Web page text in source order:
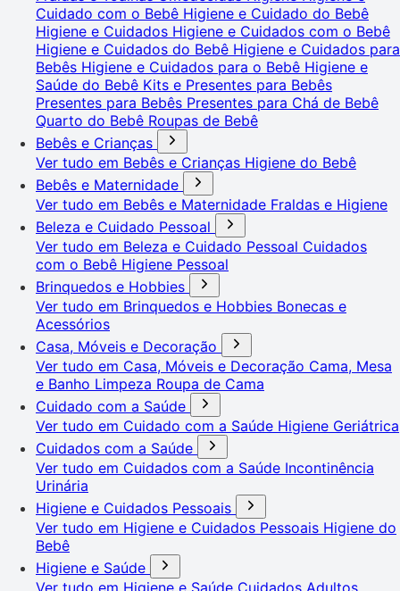
Cuidado com o Bebê Higiene e Cuidado do Bebê
Higiene e Cuidados Higiene e Cuidados com o Bebê
Higiene e Cuidados do Bebê Higiene e Cuidados para
Bebês Higiene e Cuidados para o Bebê Higiene e
Saúde do Bebê Kits e Presentes para Bebês
Presentes para Bebês Presentes para Chá de Bebê
Quarto do Bebê Roupas de Bebê
Bebês e Crianças
Ver tudo em Bebês e Crianças Higiene do Bebê
Bebês e Maternidade
Ver tudo em Bebês e Maternidade Fraldas e Higiene
Beleza e Cuidado Pessoal
Ver tudo em Beleza e Cuidado Pessoal Cuidados
com o Bebê Higiene Pessoal
Brinquedos e Hobbies
Ver tudo em Brinquedos e Hobbies Bonecas e
Acessórios
Casa, Móveis e Decoração
Ver tudo em Casa, Móveis e Decoração Cama, Mesa
e Banho Limpeza Roupa de Cama
Cuidado com a Saúde
Ver tudo em Cuidado com a Saúde Higiene Geriátrica
Cuidados com a Saúde
Ver tudo em Cuidados com a Saúde Incontinência
Urinária
Higiene e Cuidados Pessoais
Ver tudo em Higiene e Cuidados Pessoais Higiene do
Bebê
Higiene e Saúde
Ver tudo em Higiene e Saúde Cuidados Adultos